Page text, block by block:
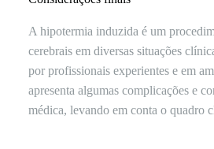
A hipotermia induzida é um
cerebrais em diversas situações
por profissionais experientes e em
apresenta algumas complicações e
médica, levando em conta o quadro